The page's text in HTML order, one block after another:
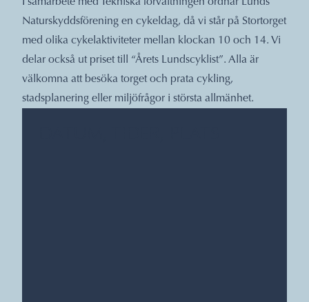
Naturskyddsförening en cykeldag, då vi står på Stortorget
med olika cykelaktiviteter mellan klockan 10 och 14. Vi
delar också ut priset till “Årets Lundscyklist”. Alla är
välkomna att besöka torget och prata cykling,
stadsplanering eller miljöfrågor i största allmänhet.